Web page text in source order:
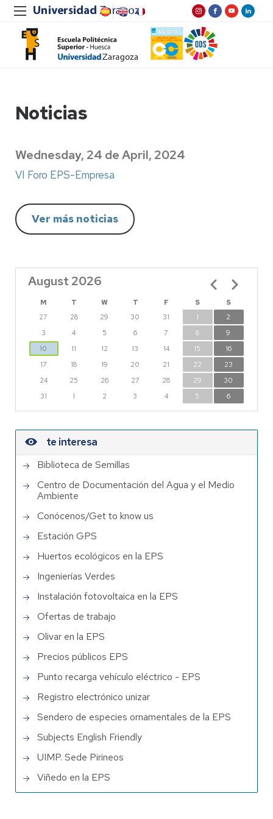
Noticias
Wednesday, 24 de April, 2024
VI Foro EPS-Empresa
Ver más noticias
August 2026
M T W T F S
S
27
28 29 30 31 1
2
3
4 5 6 7 8
9
10
11 12 13 14 15
16
17
18 19 20 21 22
23
24
25 26 27 28 29
30
31
1 2 3 4 5 6
Pagination
te interesa
Biblioteca de Semillas
Centro de Documentación del Agua y el Medio
Ambiente
Conócenos/Get to know us
Estación GPS
Huertos ecológicos en la EPS
Ingenierías Verdes
Instalación fotovoltaica en la EPS
Ofertas de trabajo
Olivar en la EPS
Precios públicos EPS
Punto recarga vehículo eléctrico - EPS
Registro electrónico unizar
Sendero de especies ornamentales de la EPS
Subjects English Friendly
UIMP. Sede Pirineos
Viñedo en la EPS